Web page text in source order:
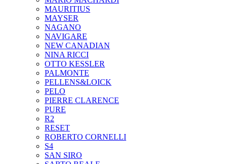
MAURITIUS
MAYSER
NAGANO
NAVIGARE
NEW CANADIAN
NINA RICCI
OTTO KESSLER
PALMONTE
PELLENS&LOICK
PELO
PIERRE CLARENCE
PURE
R2
RESET
ROBERTO CORNELLI
S4
SAN SIRO